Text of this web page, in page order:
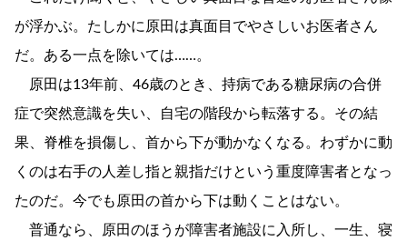
が浮かぶ。たしかに原田は真面目でやさしいお医者さん
だ。ある一点を除いては……。
原田は13年前、46歳のとき、持病である糖尿病の合併
症で突然意識を失い、自宅の階段から転落する。その結
果、脊椎を損傷し、首から下が動かなくなる。わずかに動
くのは右手の人差し指と親指だけという重度障害者となっ
たのだ。今でも原田の首から下は動くことはない。
普通なら、原田のほうが障害者施設に入所し、一生、寝